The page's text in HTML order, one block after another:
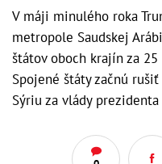
V máji minulého roka
metropole Saudskej
štátov oboch krajín za
Spojené štáty začnú
Sýriu za vlády prezidenta